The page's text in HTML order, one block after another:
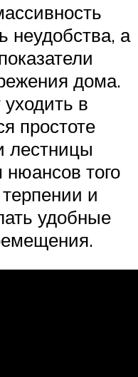
неудобства, а
дома.
в
простоте
лестницы
нюансов того
и
удобные